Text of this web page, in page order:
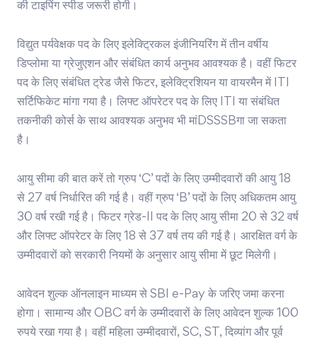
की टाइपिंग स्पीड जरूरी होगी।
विद्युत पर्यवेक्षक पद के लिए इलेक्ट्रिकल इंजीनियरिंग में तीन वर्षीय
डिप्लोमा या ग्रेजुएशन और संबंधित कार्य अनुभव आवश्यक है। वहीं फिटर
पद के लिए संबंधित ट्रेड जैसे फिटर, इलेक्ट्रिशियन या वायरमैन में ITI
सर्टिफिकेट मांगा गया है। लिफ्ट ऑपरेटर पद के लिए ITI या संबंधित
तकनीकी कोर्स के साथ आवश्यक अनुभव भी मांDSSSBगा जा सकता
है।
आयु सीमा की बात करें तो ग्रुप ‘C’ पदों के लिए उम्मीदवारों की आयु 18
से 27 वर्ष निर्धारित की गई है। वहीं ग्रुप ‘B’ पदों के लिए अधिकतम आयु
30 वर्ष रखी गई है। फिटर ग्रेड-II पद के लिए आयु सीमा 20 से 32 वर्ष
और लिफ्ट ऑपरेटर के लिए 18 से 37 वर्ष तय की गई है। आरक्षित वर्ग के
उम्मीदवारों को सरकारी नियमों के अनुसार आयु सीमा में छूट मिलेगी।
आवेदन शुल्क ऑनलाइन माध्यम से SBI e-Pay के जरिए जमा करना
होगा। सामान्य और OBC वर्ग के उम्मीदवारों के लिए आवेदन शुल्क 100
रुपये रखा गया है। वहीं महिला उम्मीदवारों, SC, ST, दिव्यांग और पूर्व